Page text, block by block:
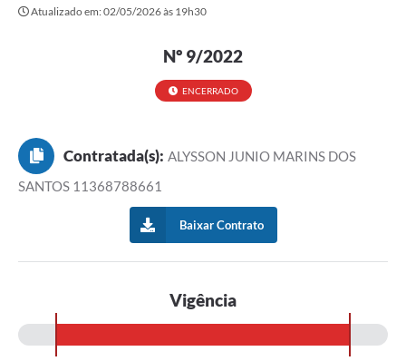
Atualizado em: 02/05/2026 às 19h30
Nº 9/2022
ENCERRADO
Contratada(s): ALYSSON JUNIO MARINS DOS
SANTOS 11368788661
Baixar Contrato
Vigência